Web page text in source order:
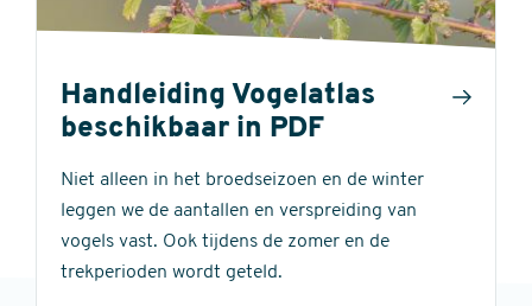
Handleiding Vogelatlas
beschikbaar in PDF
Niet alleen in het broedseizoen en de winter
leggen we de aantallen en verspreiding van
vogels vast. Ook tijdens de zomer en de
trekperioden wordt geteld.